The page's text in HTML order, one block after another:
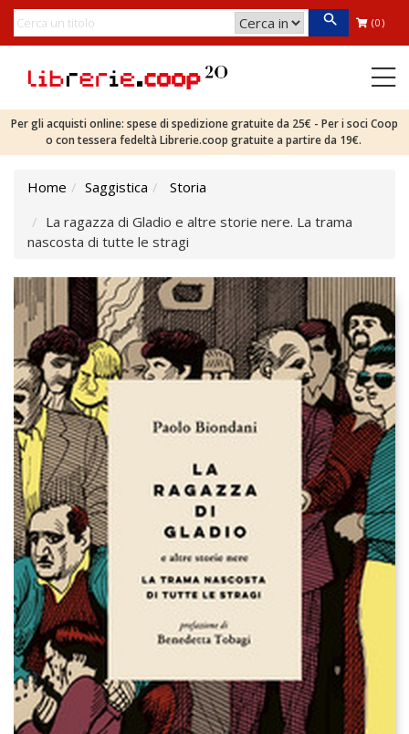
(0)
Per gli acquisti online: spese di spedizione gratuite da 25€ - Per i soci Coop
o con tessera fedeltà Librerie.coop gratuite a partire da 19€.
Home Saggistica
Storia
La ragazza di Gladio e altre storie nere. La trama
nascosta di tutte le stragi